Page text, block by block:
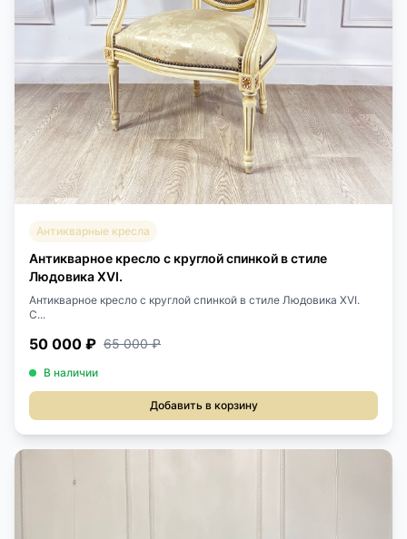
Антикварные кресла
Антикварное кресло с круглой спинкой в стиле
Людовика XVI.
Антикварное кресло с круглой спинкой в стиле Людовика XVI.
С...
50 000 ₽ 65 000 ₽
В наличии
Добавить в корзину